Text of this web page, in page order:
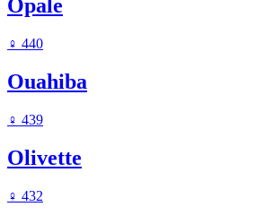
Opale
♀ 440
Ouahiba
♀ 439
Olivette
♀ 432